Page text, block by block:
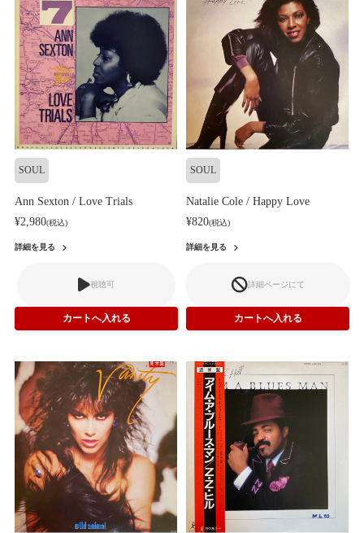
SOUL
Ann Sexton / Love Trials
¥2,980(税込)
詳細を見る
視聴可
SOUL
Natalie Cole / Happy Love
¥820(税込)
詳細を見る
詳細ページにて